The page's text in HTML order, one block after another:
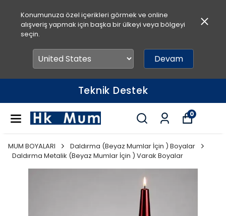
Konumunuza özel içerikleri görmek ve online
alışveriş yapmak için başka bir ülkeyi veya bölgeyi
seçin.
Devam
Teknik Destek
0
MUM BOYALARI
Daldırma (Beyaz Mumlar İçin ) Boyalar
Daldırma Metalik (Beyaz Mumlar İçin ) Varak Boyalar